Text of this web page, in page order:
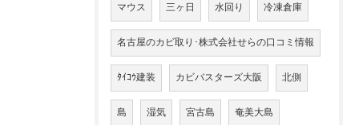
マウス 三ヶ日 水回り 冷凍倉庫
名古屋のカビ取り･株式会社せらの口コミ情報
ﾀｲｺｳ建装 カビバスターズ大阪 北側
島 湿気 宮古島 奄美大島